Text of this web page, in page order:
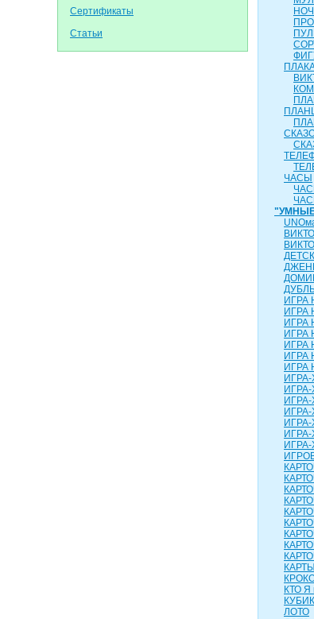
Сертификаты
Статьи
ЧАСЫ
ИГРА
ИГРА
ИГРА
ИГРА
ИГРА
ИГРА
ИГРА
ИГРА-
КТО Я
ЛОТО